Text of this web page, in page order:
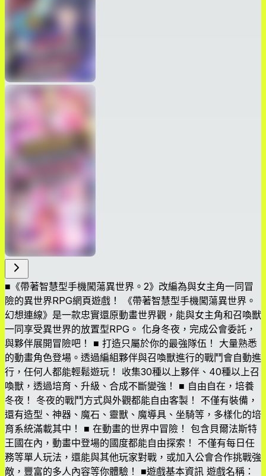
■《帶著智慧型手機闖蕩異世界。2》改編為與女主角一同冒
險的異世界RPG網頁遊戲！ 《帶著智慧型手機闖蕩異世界。
幻想連線》是一款忠實還原動畫世界觀，能與女主角和召喚獸
一同享受異世界的放置型RPG。 化身冬夜，完成公會委託，
與夥伴展開冒險吧！ ■ 打造只屬於你的最強隊伍！ 大量熟悉
的動畫角色登場。透過編組夥伴與召喚獸進行的戰鬥會自動進
行，任何人都能輕鬆遊玩！ 收集30種以上夥伴、40種以上召
喚獸，透過培育、升級、合成不斷變強！ ■ 自由自在，培養
冬夜！ 冬夜的戰鬥方式與外觀都能自由客製！ 不僅有裝備，
還有造型、神器、魔石、靈獸、魔導具、坐騎等，多樣化的培
育系統滿載其中！ ■ 在動畫的世界中冒險！ 包含貝爾法斯特
王國在內，動畫中登場的國度都能自由探索！ 不僅有每日任
務等單人玩法，還能與其他玩家對戰，或加入公會合作挑戰強
敵，豐富的多人內容等你體驗！ ■遊戲基本資訊 遊戲名稱：